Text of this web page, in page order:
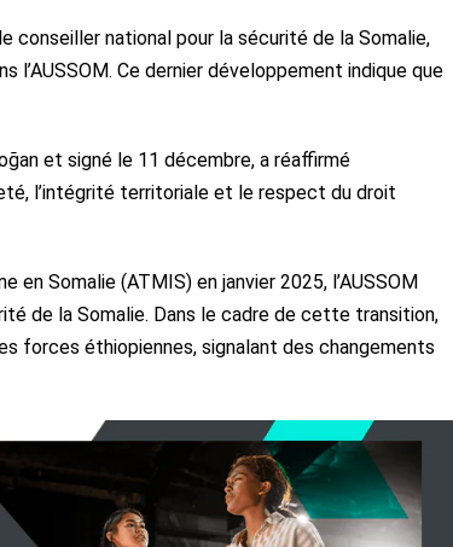
conseiller national pour la sécurité de la Somalie,
l’AUSSOM. Ce dernier développement indique que
et signé le 11 décembre, a réaffirmé
l’intégrité territoriale et le respect du droit
en Somalie (ATMIS) en janvier 2025, l’AUSSOM
de la Somalie. Dans le cadre de cette transition,
forces éthiopiennes, signalant des changements